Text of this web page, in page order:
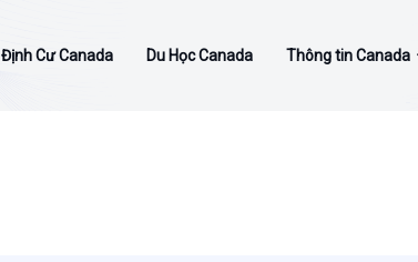
Định Cư Canada Du Học Canada Thông tin Canada